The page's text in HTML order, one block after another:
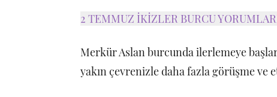
2 TEMMUZ İKİZLER BURCU
Merkür Aslan burcunda ilerlemeye
yakın çevrenizle daha fazla görüşme